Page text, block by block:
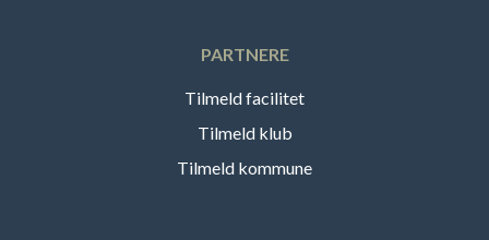
PARTNERE
Tilmeld facilitet
Tilmeld klub
Tilmeld kommune